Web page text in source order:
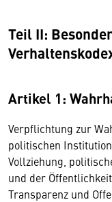
Teil II:
Artikel 1:
Verpflichtung zur
politischen
Vollziehung,
und der
Transparenz und